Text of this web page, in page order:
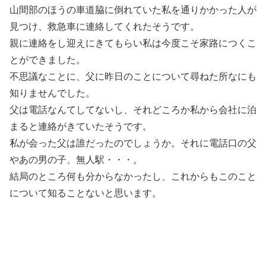
山間部のほうの車道脇に倒れていた私を通りかかった人が
見つけ、救急車に連絡してくれたそうです。
親に連絡をし迎えにきてもらい私は今度こそ家路につくこ
とができました。
不思議なことに、父に昨日のことについて尋ねた所なにも
知りませんでした。
父は電話なんてしてないし、それどころか私から会社に泊
まると連絡がきていたそうです。
私が会った父は誰だったのでしょうか。それに電話口の父
やあの男の子、無人駅・・・。
結局のところ何も分からなかったし、これからもこのこと
について知ることないと思います。